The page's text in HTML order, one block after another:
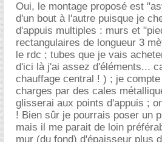
Oui, le montage proposé est
d'un bout à l'autre puisque je
d'appuis multiples : murs et
rectangulaires de longueur 3
le rdc ; tubes que je vais
d'ici là j'ai assez d'éléments...
chauffage central ! ) ; je
charges par des cales
glisserai aux points d'appuis ;
! Bien sûr je pourrais poser un
mais il me parait de loin
mur (du fond) d'épaisseur plus